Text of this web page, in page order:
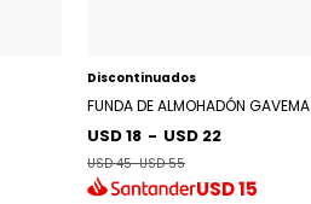
Discontinuados
FUNDA DE ALMOHADÓN GAVEMA
USD 18 - USD 22
USD 45-USD 55
USD15